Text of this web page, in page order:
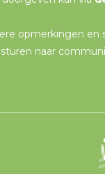
opmerkingen en
naar